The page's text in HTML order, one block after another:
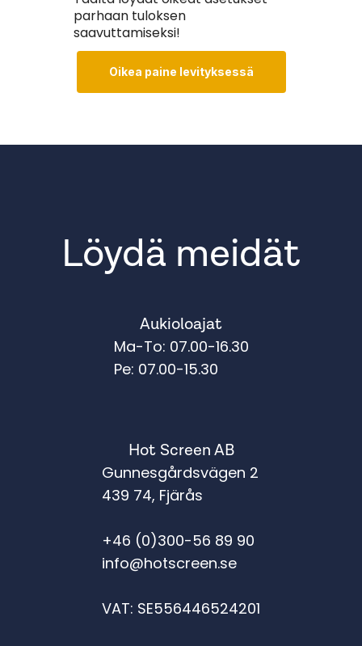
parhaan tuloksen
saavuttamiseksi!
Oikea paine levityksessä
Löydä meidät
Aukioloajat
Ma-To: 07.00-16.30
Pe: 07.00-15.30
Hot Screen AB
Gunnesgårdsvägen 2
439 74, Fjärås
+46 (0)300-56 89 90
info@hotscreen.se
VAT: SE556446524201